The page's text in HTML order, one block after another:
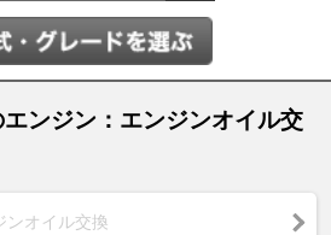
ンジン：エンジンオイル交
ンオイル交換